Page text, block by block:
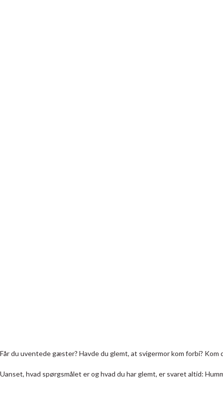
Får du uventede gæster? Havde du glemt, at svigermor kom forbi?
Uanset, hvad spørgsmålet er og hvad du har glemt, er svaret altid: